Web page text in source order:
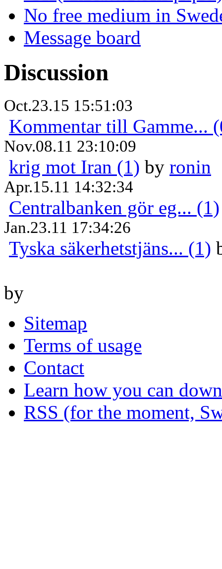
No free medium in
Message board
Discussion
Oct.23.15 15:51:03
Kommentar till Gamme...
Nov.08.11 23:10:09
krig mot Iran (1) by ronin
Apr.15.11 14:32:34
Centralbanken gör eg... (1)
Jan.23.11 17:34:26
Tyska säkerhetstjäns... (1)
by
Sitemap
Terms of usage
Contact
Learn how you can
RSS (for the moment,